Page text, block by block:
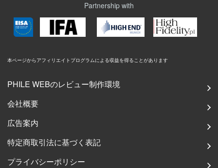
Partnership with
本ページからアフィリエイトプログラムによる収益を得ることがあります
PHILE WEBのレビュー制作環境
会社概要
広告案内
特定商取引法に基づく表記
プライバシーポリシー